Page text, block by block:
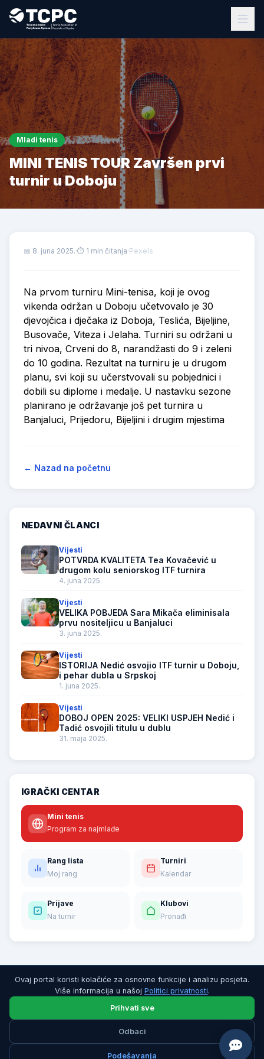
Mladi tenis
MINI TENIS TOUR Završen prvi
turnir u Doboju
📅 8. juna 2025.·⏱ 1 min čitanja·Pexels
Na prvom turniru Mini-tenisa, koji je ovog
vikenda održan u Doboju učetvovalo je 30
djevojčica i dječaka iz Doboja, Teslića, Bijeljine,
Busovače, Viteza i Jelaha. Turniri su održani u
tri nivoa, Crveni do 8, narandžasti do 9 i zeleni
do 10 godina. Rezultat na turniru je u drugom
planu, svi koji su učerstvovali su pobjednici i
dobili su diplome i medalje. U nastavku sezone
planirano je održavanje još pet turnira u
Banjaluci, Prijedoru, Bijeljini i drugim mjestima
← Nazad na početnu
NEDAVNI ČLANCI
Vijesti
POTVRDA KVALITETA Tea Kovačević u
drugom kolu seniorskog ITF turnira
4. juna 2025.
Vijesti
VELIKA POBJEDA Sara Mikača eliminisala
prvu nositeljicu u Banjaluci
3. juna 2025.
Vijesti
ISTORIJA Nedić osvojio ITF turnir u Doboju,
i pehar dubla u Srpskoj
1. juna 2025.
Vijesti
DOBOJ OPEN 2025: VELIKI USPJEH Nedić i
Tadić osvojili titulu u dublu
31. maja 2025.
IGRAČKI CENTAR
Mini tenis
Program za najmlađe
Rang lista
Moj rang
Turniri
Kalendar
Prijave
Na turnir
Klubovi
Pronađi
© 2026 Teniski savez Republike Srpske. Sva prava zadržana.
Politika privatnosti
Uslovi korišćenja
Ovaj portal koristi kolačiće za osnovne funkcije i analizu posjeta.
Više informacija u našoj Politici privatnosti.
Prihvati sve
Odbaci
Podešavanja